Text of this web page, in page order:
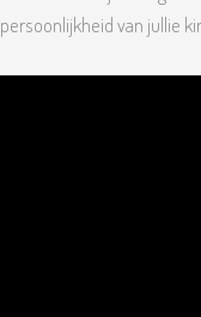
persoonlijkheid van jullie